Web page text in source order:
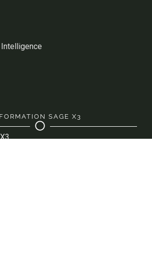
FORMATION SAGE X3